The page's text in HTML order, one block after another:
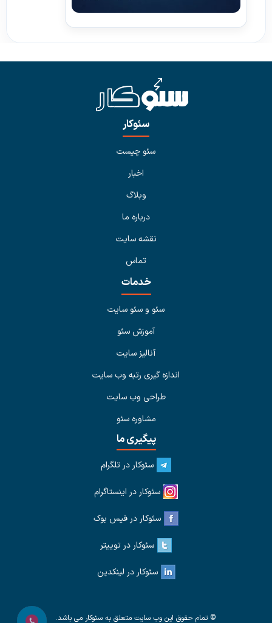
سئوکار
سئو چیست
اخبار
وبلاگ
درباره ما
نقشه سایت
تماس
خدمات
سئو و سئو سایت
آموزش سئو
آنالیز سایت
اندازه گیری رتبه وب سایت
طراحی وب سایت
مشاوره سئو
پیگیری ما
سئوکار در تلگرام
سئوکار در اینستاگرام
سئوکار در فیس بوک
سئوکار در توییتر
سئوکار در لینکدین
© تمام حقوق این وب سایت متعلق به سئوکار می باشد.